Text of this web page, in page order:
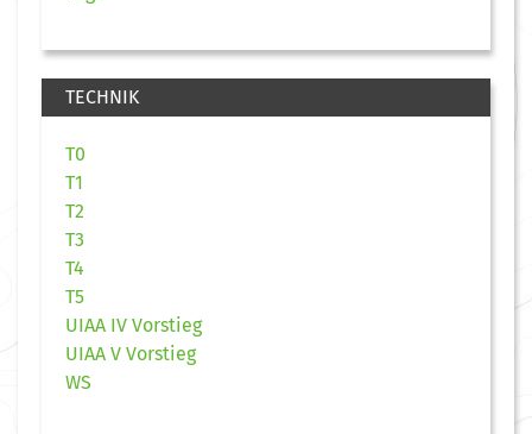
TECHNIK
T0
T1
T2
T3
T4
T5
UIAA IV Vorstieg
UIAA V Vorstieg
WS